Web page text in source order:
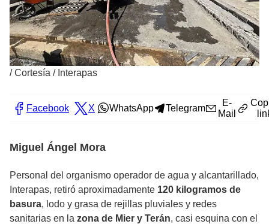
/Cortesía / Interapas
Facebook X WhatsApp Telegram
E-
Mail
Miguel Ángel Mora
Personal del organismo operador de agua y alcantarillado,
Interapas, retiró aproximadamente 120 kilogramos de
basura, lodo y grasa de rejillas pluviales y redes
sanitarias en la zona de Mier y Terán, casi esquina con el